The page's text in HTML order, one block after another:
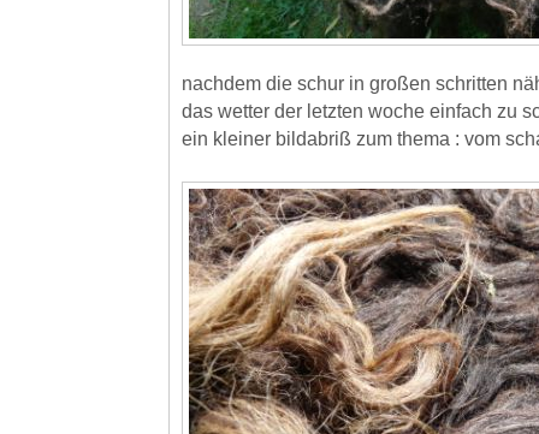
nachdem die schur in großen schritten
das wetter der letzten woche einfach zu
ein kleiner bildabriß zum thema : vom